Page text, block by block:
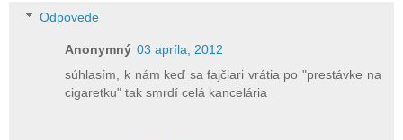
Odpovede
Anonymný 03 apríla, 2012
súhlasím, k nám keď sa fajčiari vrátia po "prestávke na
cigaretku" tak smrdí celá kancelária